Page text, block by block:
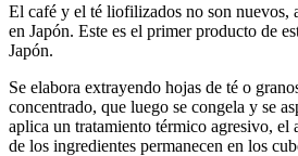
El café y el té liofilizados no son nuevos,
en Japón. Este es el primer producto de
Japón.
Se elabora extrayendo hojas de té o
concentrado, que luego se congela y se
aplica un tratamiento térmico agresivo, el
de los ingredientes permanecen en los